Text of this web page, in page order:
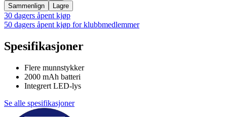
Sammenlign
Lagre
30 dagers åpent kjøp
50 dagers åpent kjøp for klubbmedlemmer
Spesifikasjoner
Flere munnstykker
2000 mAh batteri
Integrert LED-lys
Se alle spesifikasjoner